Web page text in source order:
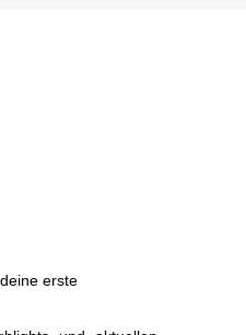
erste